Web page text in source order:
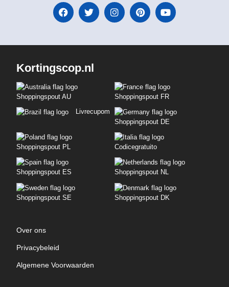
Kortingscop.nl
Shoppingspout AU
Shoppingspout FR
Livrecupom
Shoppingspout DE
Shoppingspout PL Codicegratuito
Shoppingspout ES Shoppingspout NL
Shoppingspout SE Shoppingspout DK
Over ons
Privacybeleid
Algemene Voorwaarden